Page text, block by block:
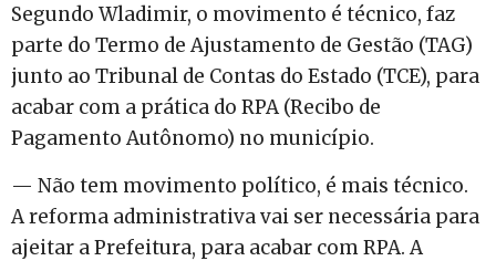
Segundo Wladimir, o movimento é técnico, faz
parte do Termo de Ajustamento de Gestão (TAG)
junto ao Tribunal de Contas do Estado (TCE), para
acabar com a prática do RPA (Recibo de
Pagamento Autônomo) no município.
— Não tem movimento político, é mais técnico.
A reforma administrativa vai ser necessária para
ajeitar a Prefeitura, para acabar com RPA. A